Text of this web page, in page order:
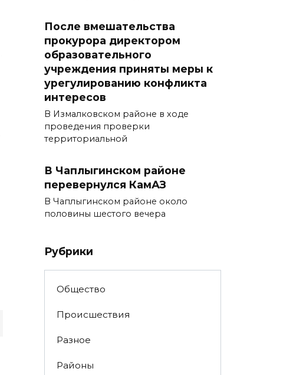
После вмешательства
прокурора директором
образовательного
учреждения приняты меры к
урегулированию конфликта
интересов
В Измалковском районе в ходе
проведения проверки
территориальной
В Чаплыгинском районе
перевернулся КамАЗ
В Чаплыгинском районе около
половины шестого вечера
Рубрики
Общество
Происшествия
Разное
Районы